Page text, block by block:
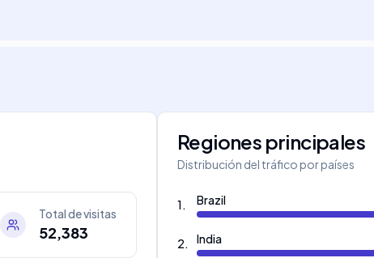
Total de visitas
52,383
Regiones principales
Distribución del tráfico por países
1. Brazil
2. India